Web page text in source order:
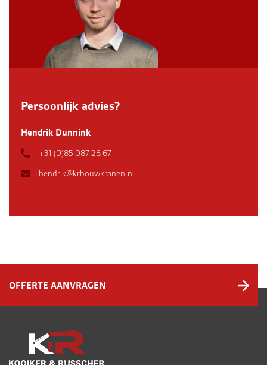
Persoonlijk advies?
Hendrik Dunnink
+31 (0)85 087 26 67
hendrik@krbouwkranen.nl
OFFERTE AANVRAGEN